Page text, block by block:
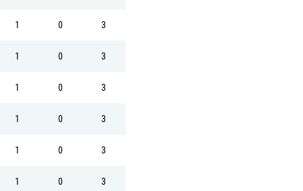
1 0 3
1 0 3
1 0 3
1 0 3
1 0 3
1 0 3